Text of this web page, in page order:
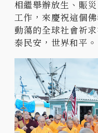
相繼舉辦放生、賑
工作，來慶祝這個
動蕩的全球社會祈
泰民安，世界和平。